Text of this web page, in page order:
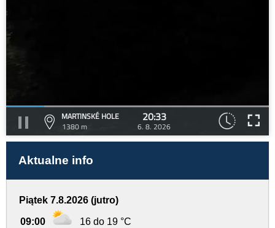
MARTINSKÉ HOLE
1380 m
20:33
6. 8. 2026
Aktualne info
Piątek 7.8.2026 (jutro)
09:00 16 do 19 °C